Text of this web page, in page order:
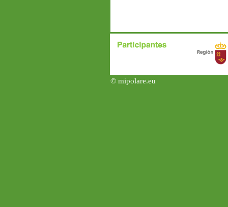
© mipolare.eu